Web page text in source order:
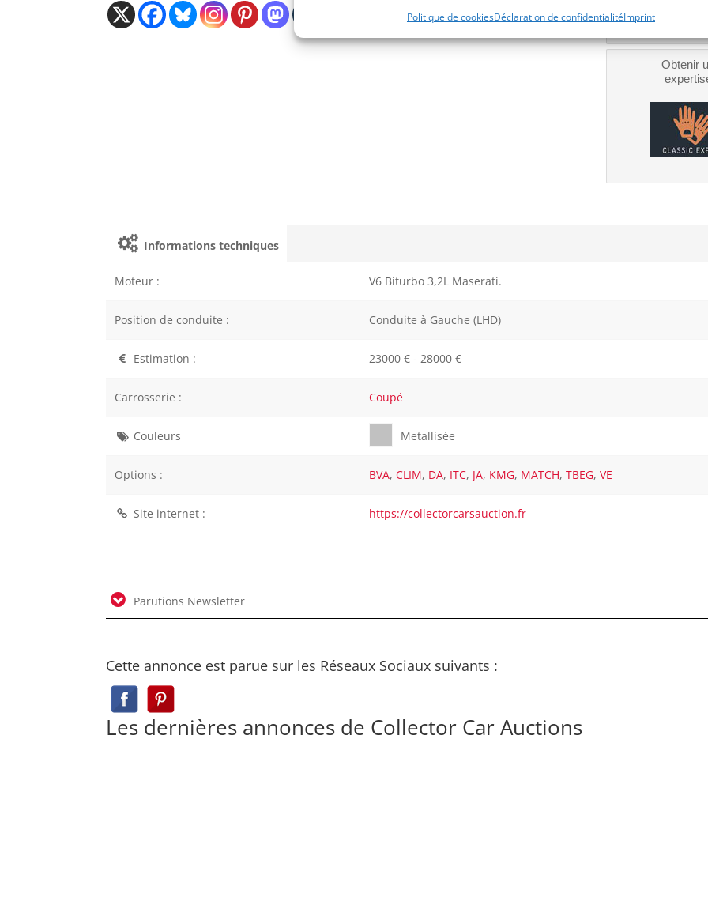
Politique de cookiesDéclaration de confidentialitéImprint
Obtenir
Informations techniques
Moteur : V6 Biturbo 3,2L Maserati.
Position de conduite : Conduite à Gauche (LHD)
Estimation : 23000 € - 28000 €
Carrosserie : Coupé
Couleurs Metallisée
Options : BVA,CLIM, DA, ITC, JA, KMG, MATCH,TBEG,VE
Site internet : https://collectorcarsauction.fr
Parutions Newsletter
Cette annonce est parue sur les Réseaux Sociaux suivants :
Les dernières annonces de Collector Car Auctions